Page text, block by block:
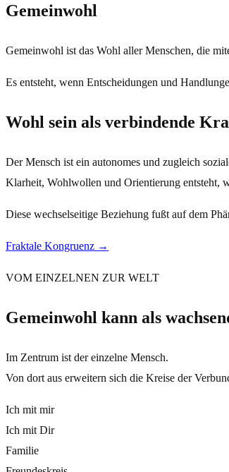
Gemeinwohl
Gemeinwohl ist das Wohl aller Menschen, die
Es entsteht, wenn Entscheidungen und
Wohl sein als verbindende
Der Mensch ist ein autonomes und zugleich
Klarheit, Wohlwollen und Orientierung entsteht,
Diese wechselseitige Beziehung fußt auf dem
Fraktale Kongruenz →
VOM EINZELNEN ZUR WELT
Gemeinwohl kann als
Im Zentrum ist der einzelne Mensch.
Von dort aus erweitern sich die Kreise der
Ich mit mir
Ich mit Dir
Familie